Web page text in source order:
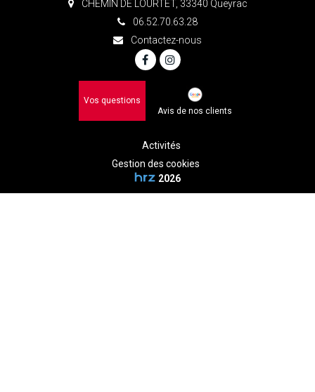
CHEMIN DE LOURTET, 33340 Queyrac
06.52.70.63.28
Contactez-nous
Vos questions
Avis de nos clients
Activités
Gestion des cookies
2026